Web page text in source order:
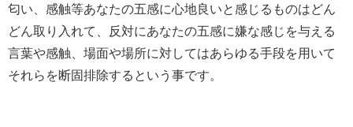
匂い、感触等あなたの五感に心地良いと感じるものはどん
どん取り入れて、反対にあなたの五感に嫌な感じを与える
言葉や感触、場面や場所に対してはあらゆる手段を用いて
それらを断固排除するという事です。